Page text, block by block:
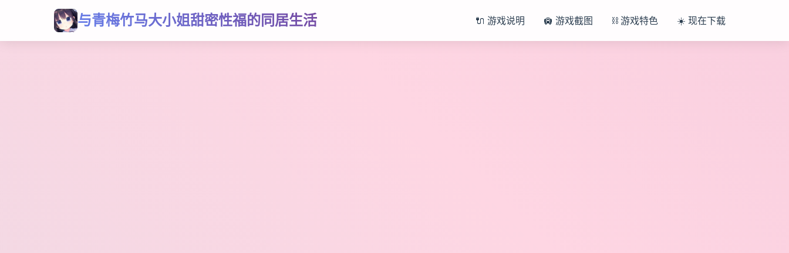
与青梅竹马大小姐甜密性福的同居生活 🔌 游戏说明 🛄 游戏截图 ⛓️ 游戏特色 ☀️ 现在下载